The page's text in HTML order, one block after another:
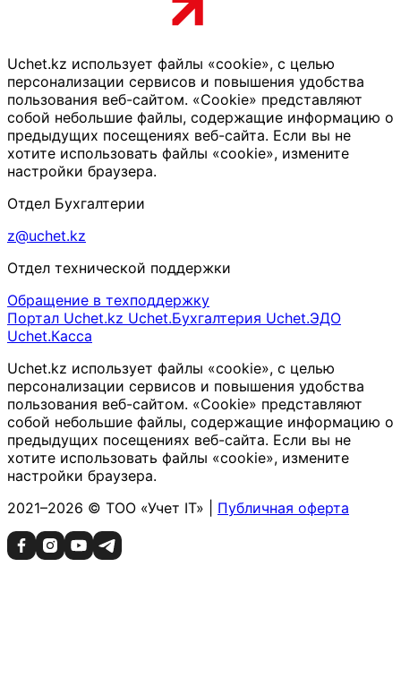
Uchet.kz использует файлы «cookie», с целью
персонализации сервисов и повышения удобства
пользования веб-сайтом. «Cookie» представляют
собой небольшие файлы, содержащие информацию о
предыдущих посещениях веб-сайта. Если вы не
хотите использовать файлы «cookie», измените
настройки браузера.
Отдел Бухгалтерии
z@uchet.kz
Отдел технической поддержки
Обращение в техподдержку
Портал Uchet.kz Uchet.Бухгалтерия Uchet.ЭДО
Uchet.Касса
Uchet.kz использует файлы «cookie», с целью
персонализации сервисов и повышения удобства
пользования веб-сайтом. «Cookie» представляют
собой небольшие файлы, содержащие информацию о
предыдущих посещениях веб-сайта. Если вы не
хотите использовать файлы «cookie», измените
настройки браузера.
2021–2026 © ТОО «Учет IT» | Публичная оферта